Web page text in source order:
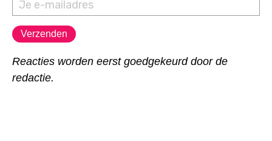
Reacties worden eerst goedgekeurd door de
redactie.